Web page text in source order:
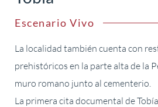
Escenario Vivo
La localidad también cuenta con
prehistóricos en la parte alta de la
muro romano junto al cementerio.
La primera cita documental de